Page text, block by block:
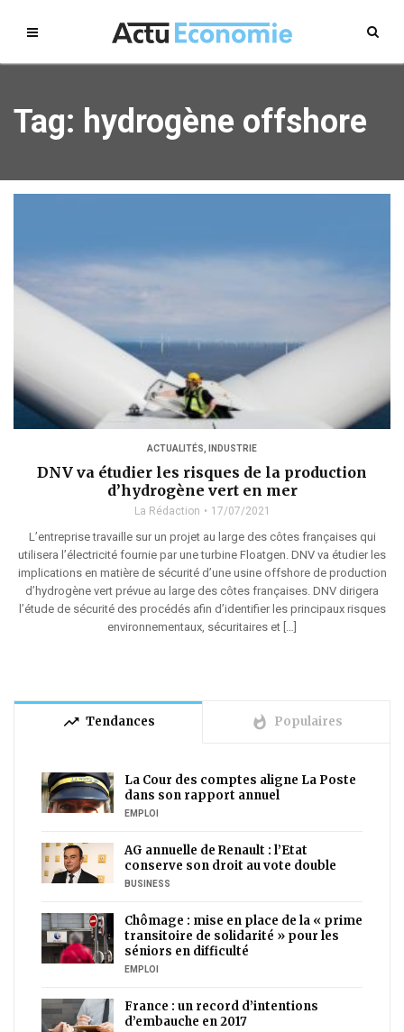
Tag: hydrogène offshore
ACTUALITÉS, INDUSTRIE
DNV va étudier les risques de la production
d’hydrogène vert en mer
La Rédaction 17/07/2021
L’entreprise travaille sur un projet au large des côtes françaises qui
utilisera l’électricité fournie par une turbine Floatgen. DNV va étudier les
implications en matière de sécurité d’une usine offshore de production
d’hydrogène vert prévue au large des côtes françaises. DNV dirigera
l’étude de sécurité des procédés afin d’identifier les principaux risques
environnementaux, sécuritaires et […]
trending_up Tendances whatshot Populaires
La Cour des comptes aligne La Poste
dans son rapport annuel
EMPLOI
AG annuelle de Renault : l’Etat
conserve son droit au vote double
BUSINESS
Chômage : mise en place de la « prime
transitoire de solidarité » pour les
séniors en difficulté
EMPLOI
France : un record d’intentions
d’embauche en 2017